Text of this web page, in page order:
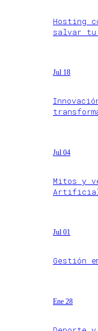
Hosting
salvar
Jul 18
Jul 04
Mitos y
Jul 01
Gestión
Ene 28